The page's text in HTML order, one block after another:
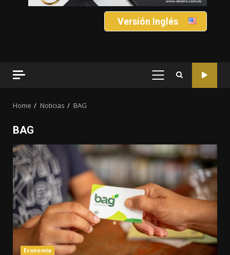
Versión Inglés
PRIMARY
Home Noticias BAG
BAG
Economía